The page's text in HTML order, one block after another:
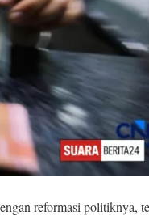
reformasi politiknya,